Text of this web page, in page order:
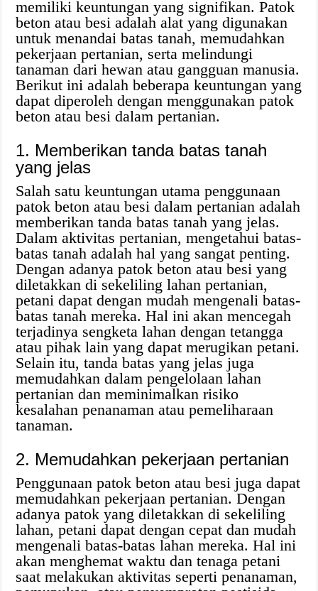
memiliki keuntungan yang signifikan. Patok
beton atau besi adalah alat yang digunakan
untuk menandai batas tanah, memudahkan
pekerjaan pertanian, serta melindungi
tanaman dari hewan atau gangguan manusia.
Berikut ini adalah beberapa keuntungan yang
dapat diperoleh dengan menggunakan patok
beton atau besi dalam pertanian.
1. Memberikan tanda batas tanah
yang jelas
Salah satu keuntungan utama penggunaan
patok beton atau besi dalam pertanian adalah
memberikan tanda batas tanah yang jelas.
Dalam aktivitas pertanian, mengetahui batas-
batas tanah adalah hal yang sangat penting.
Dengan adanya patok beton atau besi yang
diletakkan di sekeliling lahan pertanian,
petani dapat dengan mudah mengenali batas-
batas tanah mereka. Hal ini akan mencegah
terjadinya sengketa lahan dengan tetangga
atau pihak lain yang dapat merugikan petani.
Selain itu, tanda batas yang jelas juga
memudahkan dalam pengelolaan lahan
pertanian dan meminimalkan risiko
kesalahan penanaman atau pemeliharaan
tanaman.
2. Memudahkan pekerjaan pertanian
Penggunaan patok beton atau besi juga dapat
memudahkan pekerjaan pertanian. Dengan
adanya patok yang diletakkan di sekeliling
lahan, petani dapat dengan cepat dan mudah
mengenali batas-batas lahan mereka. Hal ini
akan menghemat waktu dan tenaga petani
saat melakukan aktivitas seperti penanaman,